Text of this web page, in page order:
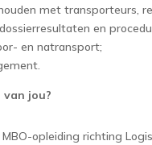
met transporteurs,
en
en natransport;
jou?
opleiding richting